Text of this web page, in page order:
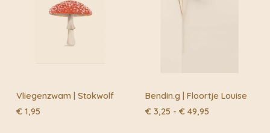
Vliegenzwam | Stokwolf
€ 1,95
Bendin.g | Floortje Louise
€ 3,25 - € 49,95